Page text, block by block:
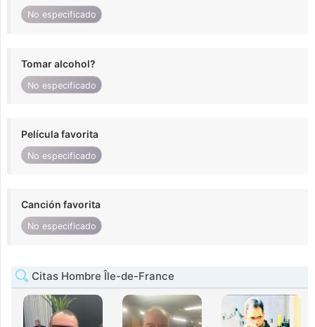
No especificado
Tomar alcohol?
No especificado
Película favorita
No especificado
Canción favorita
No especificado
Citas Hombre Île-de-France